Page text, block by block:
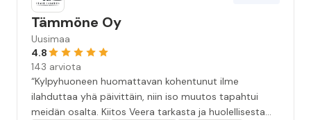
pihallemme ja sulki hanan. Hieman siis tarkkuutta
hommiin ja hyvä tulee. ”
Tämmöne Oy
Uusimaa
4.8
143 arviota
“Kylpyhuoneen huomattavan kohentunut ilme
ilahduttaa yhä päivittäin, niin iso muutos tapahtui
meidän osalta. Kiitos Veera tarkasta ja huolellisesta